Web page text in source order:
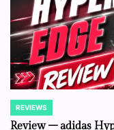
POSTED
IN
REVIEWS
Review – adidas